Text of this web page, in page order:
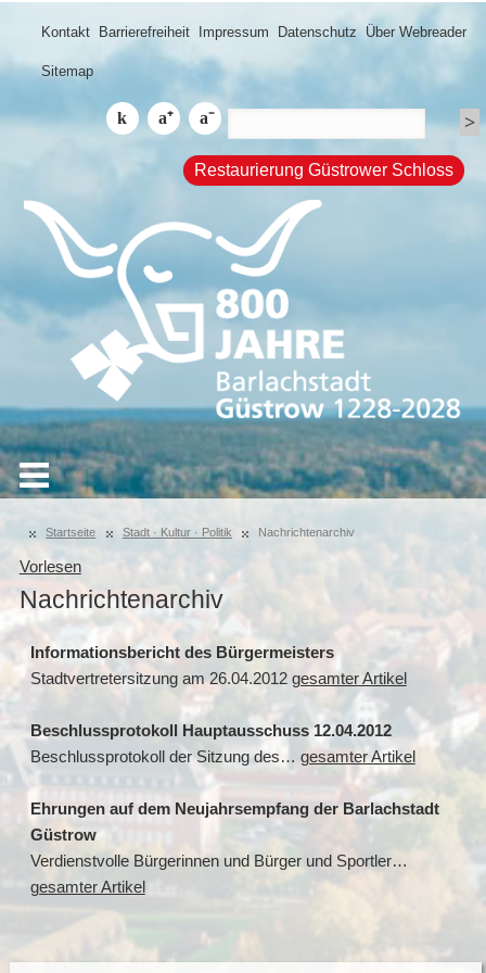
Kontakt Barrierefreiheit Impressum Datenschutz Über Webreader
Sitemap
Restaurierung Güstrower Schloss
Startseite Stadt · Kultur · Politik Nachrichtenarchiv
Vorlesen
Nachrichtenarchiv
Informationsbericht des Bürgermeisters
Stadtvertretersitzung am 26.04.2012 gesamter Artikel
Beschlussprotokoll Hauptausschuss 12.04.2012
Beschlussprotokoll der Sitzung des… gesamter Artikel
Ehrungen auf dem Neujahrsempfang der Barlachstadt
Güstrow
Verdienstvolle Bürgerinnen und Bürger und Sportler…
gesamter Artikel